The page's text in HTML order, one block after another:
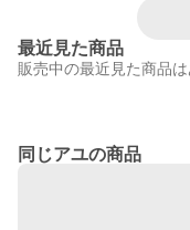
最近見た商品
販売中の最近見た商品は
同じアユの商品